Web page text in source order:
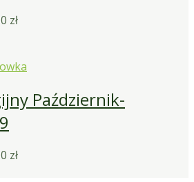
zł
Październik-
zł